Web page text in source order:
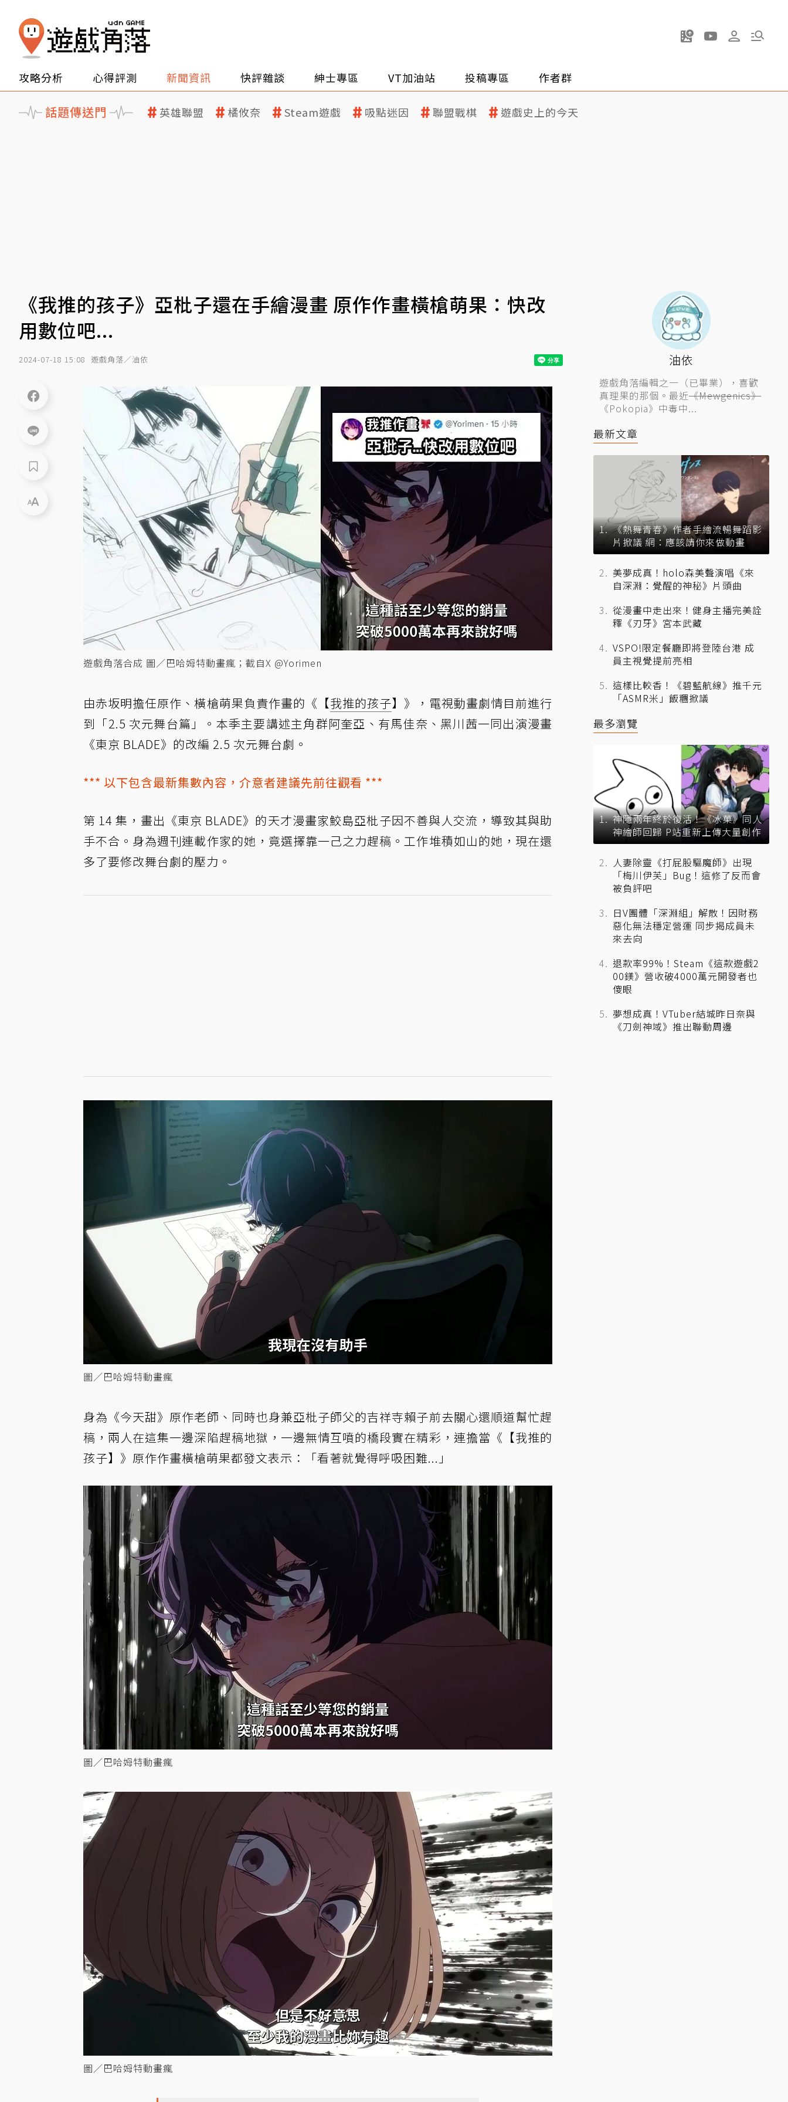
攻略分析 心得評測 新聞資訊 快評雜談 紳士專區 VT加油站 投稿專區 作者群
話題傳送門 英雄聯盟 橘攸奈 Steam遊戲 吸點迷因 聯盟戰棋 遊戲史上的今天
《我推的孩子》亞枇子還在手繪漫畫 原作作畫橫槍萌果：快改
用數位吧...
2024-07-18 15:08 遊戲角落／油依
遊戲角落合成 圖／巴哈姆特動畫瘋；截自X @Yorimen
由赤坂明擔任原作、橫槍萌果負責作畫的《【我推的孩子】》，電視動畫劇情目前進行
到「2.5 次元舞台篇」。本季主要講述主角群阿奎亞、有馬佳奈、黑川茜一同出演漫畫
《東京 BLADE》的改編 2.5 次元舞台劇。
*** 以下包含最新集數內容，介意者建議先前往觀看 ***
第 14 集，畫出《東京 BLADE》的天才漫畫家鮫島亞枇子因不善與人交流，導致其與助
手不合。身為週刊連載作家的她，竟選擇靠一己之力趕稿。工作堆積如山的她，現在還
多了要修改舞台劇的壓力。
圖／巴哈姆特動畫瘋
身為《今天甜》原作老師、同時也身兼亞枇子師父的吉祥寺賴子前去關心還順道幫忙趕
稿，兩人在這集一邊深陷趕稿地獄，一邊無情互噴的橋段實在精彩，連擔當《【我推的
孩子】》原作作畫橫槍萌果都發文表示：「看著就覺得呼吸困難...」
圖／巴哈姆特動畫瘋
圖／巴哈姆特動畫瘋
油依
遊戲角落編輯之一（已畢業），喜歡
真理果的那個。最近《Mewgenics》
《Pokopia》中毒中...
最新文章
《熱舞青春》作者手繪流暢舞蹈影
片掀議 網：應該請你來做動畫
美夢成真！holo森美聲演唱《來
自深淵：覺醒的神秘》片頭曲
從漫畫中走出來！健身主播完美詮
釋《刃牙》宮本武藏
VSPO!限定餐廳即將登陸台港 成
員主視覺提前亮相
這樣比較香！《碧藍航線》推千元
「ASMR米」飯糰掀議
最多瀏覽
神隱兩年終於復活！《冰菓》同人
神繪師回歸 P站重新上傳大量創作
人妻除靈《打屁股驅魔師》出現
「梅川伊芙」Bug！這修了反而會
被負評吧
日V團體「深淵組」解散！因財務
惡化無法穩定營運 同步揭成員未
來去向
退款率99%！Steam《這款遊戲2
00鎂》營收破4000萬元開發者也
傻眼
夢想成真！VTuber結城昨日奈與
《刀劍神域》推出聯動周邊